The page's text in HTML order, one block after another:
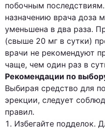
побочным
назначению врача доза
уменьшена в два раза.
(свыше 20 мг в сутки)
врачи не рекомендуют
чаще, чем один раз в
Рекомендации по
Выбирая средство для
эрекции, следует
правил.
Избегайте подделок.